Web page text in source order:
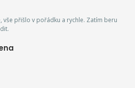
vše přišlo v pořádku a rychle. Zatím beru